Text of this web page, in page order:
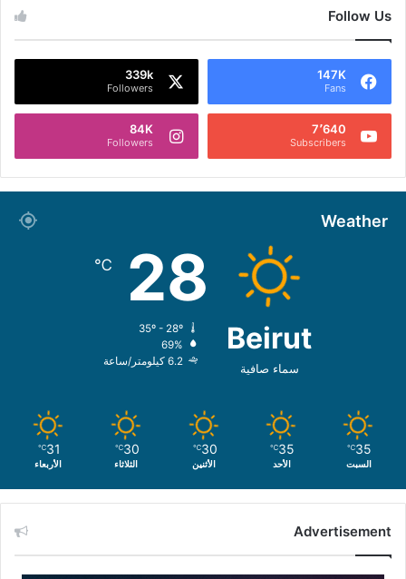
Follow Us
147K
Fans
339k
Followers
7٬640
Subscribers
84K
Followers
Weather
Beirut
سماء صافية
28
℃
69%
6.2 كيلومتر/ساعة
35
℃
السبت
35
℃
الأحد
30
℃
الأثنين
30
℃
الثلاثاء
31
℃
الأربعاء
Advertisement